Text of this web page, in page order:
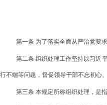
第一条 为了落实全面从严治党要
第二条 组织处理工作坚持以习近
行不端等问题，督促领导干部不忘初心
第三条 本规定所称组织处理，是